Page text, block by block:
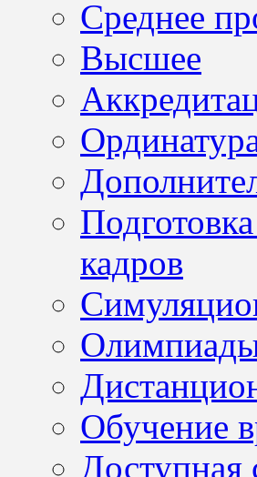
Среднее
Высшее
кадров
Обучение
Доступная